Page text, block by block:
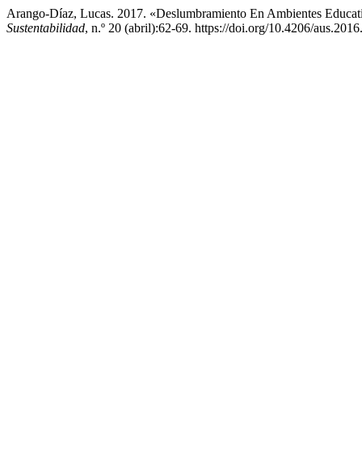
Arango-Díaz, Lucas. 2017. «Deslumbramiento En Ambientes
Sustentabilidad, n.º 20 (abril):62-69. https://doi.org/10.4206/